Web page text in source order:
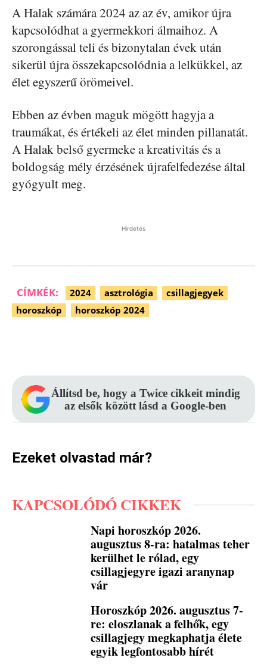
A Halak számára 2024 az az év, amikor újra
kapcsolódhat a gyermekkori álmaihoz. A
szorongással teli és bizonytalan évek után
sikerül újra összekapcsolódnia a lelkükkel, az
élet egyszerű örömeivel.
Ebben az évben maguk mögött hagyja a
traumákat, és értékeli az élet minden pillanatát.
A Halak belső gyermeke a kreativitás és a
boldogság mély érzésének újrafelfedezése által
gyógyult meg.
Hirdetés
CÍMKÉK: 2024 asztrológia
csillagjegyek
horoszkóp
horoszkóp 2024
Állítsd be, hogy a Twice cikkeit mindig
az elsők között lásd a Google-ben
Ezeket olvastad már?
KAPCSOLÓDÓ CIKKEK
Napi horoszkóp 2026.
augusztus 8-ra: hatalmas teher
kerülhet le rólad, egy
csillagjegyre igazi aranynap
vár
Horoszkóp 2026. augusztus 7-
re: eloszlanak a felhők, egy
csillagjegy megkaphatja élete
egyik legfontosabb hírét